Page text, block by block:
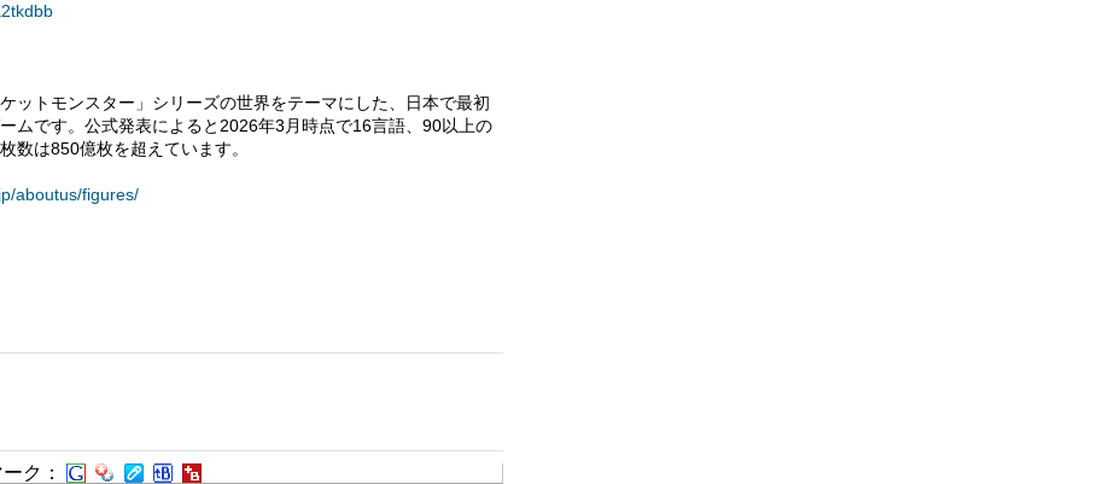
ットモンスター」シリーズの世界をテーマにした、日本で最初
ムです。公式発表によると2026年3月時点で16言語、90以上の
数は850億枚を超えています。
aboutus/figures/
ク：